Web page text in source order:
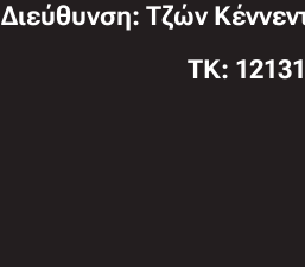
Διεύθυνση: Τζών
TK: 12131